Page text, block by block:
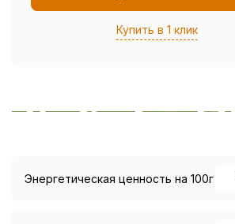
Купить в 1 клик
Энергетическая ценность на 100г